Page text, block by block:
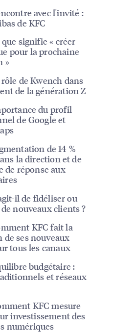
avec l'invité :
de KFC
que signifie « créer
pour la prochaine
»
de Kwench dans
de la génération Z
du profil
de Google et
de 14 %
la direction et de
de réponse aux
il de fidéliser ou
nouveaux clients ?
KFC fait la
ses nouveaux
tous les canaux
budgétaire :
et réseaux
KFC mesure
investissement des
numériques